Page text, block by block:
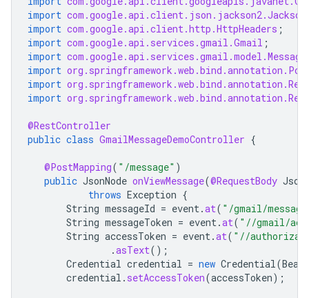
import
import com.google.api.client.http.HttpHeaders ;
import com.google.api.services.gmail.Gmail ;
import com.google.api.services.gmail.model.Message
import
import
import
@RestController
public class GmailMessageDemoController {
@PostMapping( "/message" )
public JsonNode onViewMessage(@RequestBody
throws Exception {
String messageId = event.at( "/gmail/
String messageToken = event.at( "//gmail/
String accessToken = event.at( "//
.asText();
Credential credential = new Credential(
credential . setAccessToken(accessToken);